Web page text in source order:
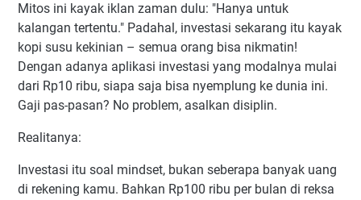
Mitos ini kayak iklan zaman dulu: "Hanya untuk
kalangan tertentu." Padahal, investasi sekarang itu kayak
kopi susu kekinian – semua orang bisa nikmatin!
Dengan adanya aplikasi investasi yang modalnya mulai
dari Rp10 ribu, siapa saja bisa nyemplung ke dunia ini.
Gaji pas-pasan? No problem, asalkan disiplin.
Realitanya:
Investasi itu soal mindset, bukan seberapa banyak uang
di rekening kamu. Bahkan Rp100 ribu per bulan di reksa